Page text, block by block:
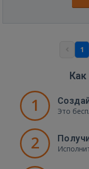
1
1 Это
2